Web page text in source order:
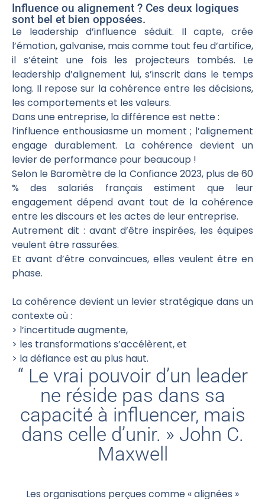
Influence ou alignement ? Ces deux logiques
sont bel et bien opposées.
Le leadership d’influence séduit. Il capte, crée
l’émotion, galvanise, mais comme tout feu d’artifice,
il s’éteint une fois les projecteurs tombés. Le
leadership d’alignement lui, s’inscrit dans le temps
long. Il repose sur la cohérence entre les décisions,
les comportements et les valeurs.
Dans une entreprise, la différence est nette :
l’influence enthousiasme un moment ; l’alignement
engage durablement. La cohérence devient un
levier de performance pour beaucoup !
Selon le Baromètre de la Confiance 2023, plus de 60
% des salariés français estiment que leur
engagement dépend avant tout de la cohérence
entre les discours et les actes de leur entreprise.
Autrement dit : avant d’être inspirées, les équipes
veulent être rassurées.
Et avant d’être convaincues, elles veulent être en
phase.
La cohérence devient un levier stratégique dans un
contexte où :
> l’incertitude augmente,
> les transformations s’accélèrent, et
> la défiance est au plus haut.
“ Le vrai pouvoir d’un leader
ne réside pas dans sa
capacité à influencer, mais
dans celle d’unir. » John C.
Maxwell
Les organisations perçues comme « alignées »